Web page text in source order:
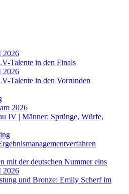
2026
Talente in den Finals
2026
Talente in den Vorrunden
2026
IV | Männer: Sprünge, Würfe,
mit der deutschen Nummer eins
2026
und Bronze: Emily Scherf im